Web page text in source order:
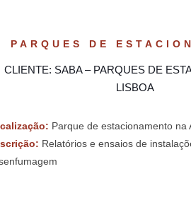
PARQUES DE
CLIENTE: SABA – PARQUES DE
LISBOA
Parque de estacionamento na
Relatórios e ensaios de